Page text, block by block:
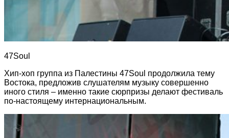
47Soul
Хип-хоп группа из Палестины 47Soul продолжила тему
Востока, предложив слушателям музыку совершенно
иного стиля – именно такие сюрпризы делают фестиваль
по-настоящему интернациональным.